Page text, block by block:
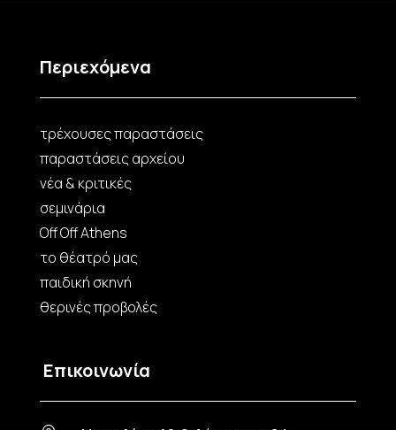
Περιεχόμενα
τρέχουσες παραστάσεις
παραστάσεις αρχείου
νέα & κριτικές
σεμινάρια
Off Off Athens
το θέατρό μας
παιδική σκηνή
θερινές προβολές
Επικοινωνία